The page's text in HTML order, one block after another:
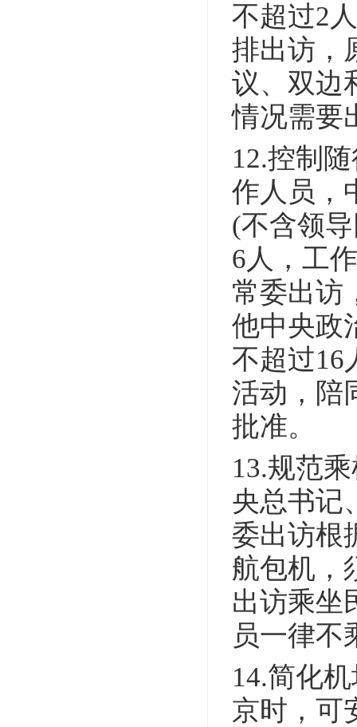
不超过2
排出访，
议、双边
情况需要
12.控制
作人员，
(不含领
6人，工
常委出访
他中央政
不超过16
活动，陪
批准。
13.规范
央总书记
委出访根
航包机，
出访乘坐
员一律不
14.简化
京时，可